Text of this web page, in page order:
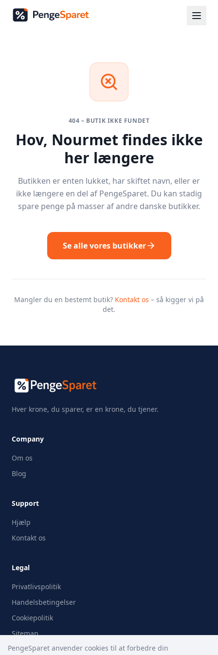
404 – BUTIK IKKE FUNDET
Hov, Nourmet findes ikke
her længere
Butikken er enten lukket, har skiftet navn, eller er
ikke længere en del af PengeSparet. Du kan stadig
spare penge på masser af andre danske butikker.
Se alle vores butikker
Mangler du en bestemt butik? Kontakt os – så kigger vi på
det.
Hver krone, du sparer, er en krone, du tjener.
Company
Om os
Blog
Support
Hjælp
Kontakt os
Legal
Privatlivspolitik
Handelsbetingelser
Cookiepolitik
Sitemap
PengeSparet anvender cookies til at forbedre din